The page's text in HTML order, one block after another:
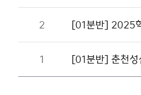
2 [01분반] 2025
1 [01분반] 춘천성